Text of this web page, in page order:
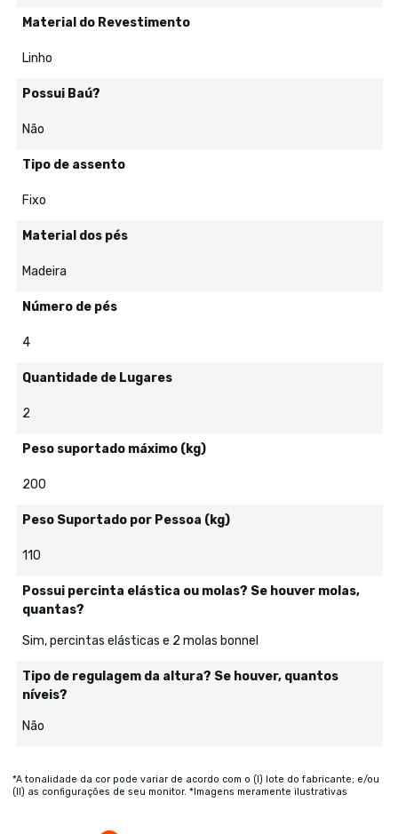
Material do Revestimento
Linho
Possui Baú?
Não
Tipo de assento
Fixo
Material dos pés
Madeira
Número de pés
4
Quantidade de Lugares
2
Peso suportado máximo (kg)
200
Peso Suportado por Pessoa (kg)
110
Possui percinta elástica ou molas? Se houver molas,
quantas?
Sim, percintas elásticas e 2 molas bonnel
Tipo de regulagem da altura? Se houver, quantos
níveis?
Não
*A tonalidade da cor pode variar de acordo com o (I) lote do fabricante; e/ou
(II) as configurações de seu monitor. *Imagens meramente ilustrativas